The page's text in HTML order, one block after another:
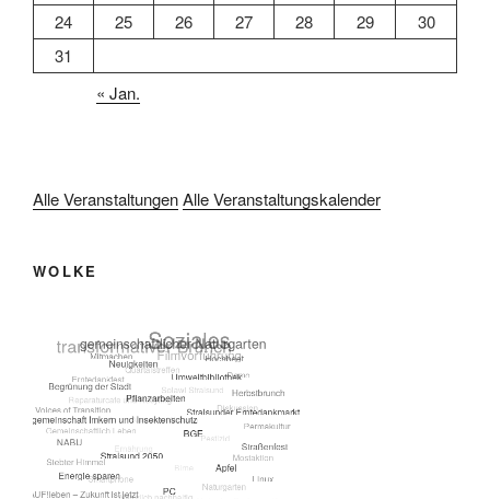
24
25 26 27 28 29
30
31
« Jan.
Alle VeranstaltungenAlle Veranstaltungskalender
WOLKE